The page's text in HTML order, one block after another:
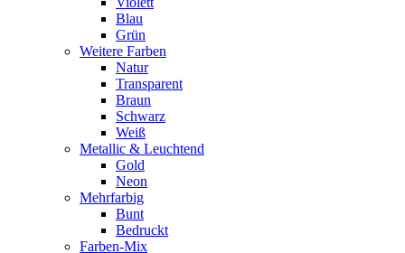
Blau
Grün
Weitere Farben
Natur
Transparent
Braun
Schwarz
Weiß
Metallic & Leuchtend
Gold
Neon
Mehrfarbig
Bunt
Bedruckt
Farben-Mix